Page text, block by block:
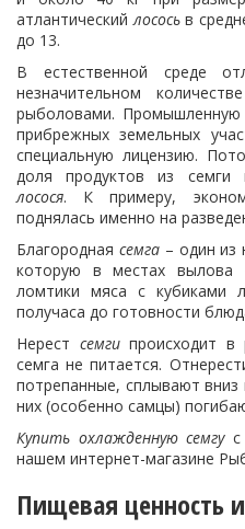
атлантическийлососьв
до 13.
В естественной среде
незначительном
рыболовами. Промышленную
прибрежных земельных
специальную лицензию.
доля продуктов из семги
лосося. К примеру,
поднялась именно на
Благородная семга– один из
которую в местах вылова
ломтики мяса с
получаса до готовности
Нерест семгипроисходит в
семга не питается.
потрепанные, сплывают
них (особенно самцы)
Купить охлажденную семгус
нашем интернет-магазине
Пищевая ценность